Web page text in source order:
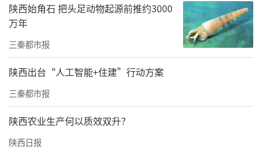
孙喜民指出，2021年省应急管理厅深入学习贯
彻习近平总书记来陕考察重要讲话重要指示精
神和关于应急管理的重要论述，坚持以政治建
设为统领，纵深推进全面从严治党，扎实开展
党史学习教育，加强专项整治，持续正风肃
纪，为全省应急管理工作提供了坚强的政治和
纪律保障。
陕西始角石 把头足动物起源前推约3000
万年
三秦都市报
陕西出台“人工智能+住建”行动方案
三秦都市报
陕西农业生产何以质效双升？
陕西日报